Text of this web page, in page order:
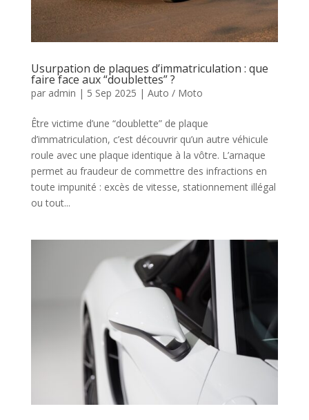
Usurpation de plaques d’immatriculation : que
faire face aux “doublettes” ?
par admin | 5 Sep 2025 | Auto / Moto
Être victime d’une “doublette” de plaque
d’immatriculation, c’est découvrir qu’un autre véhicule
roule avec une plaque identique à la vôtre. L’arnaque
permet au fraudeur de commettre des infractions en
toute impunité : excès de vitesse, stationnement illégal
ou tout...